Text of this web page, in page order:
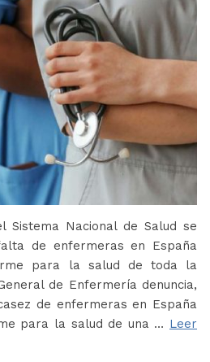
Sistema Nacional de Salud se
de enfermeras en España
para la salud de toda la
de Enfermería denuncia,
de enfermeras en España
para la salud de una … Leer